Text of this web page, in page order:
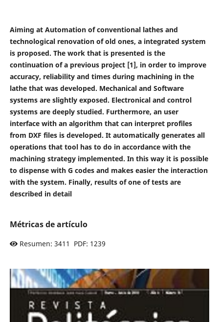
Aiming at Automation of conventional lathes and
technological renovation of old ones, a integrated system
is proposed. The work that is presented is the
continuation of a previous project [1], in order to improve
accuracy, reliability and times during machining in the
lathe that was developed. Mechanical and Software
systems are slightly exposed. Electronical and control
systems are deeply studied. Furthermore, an user
interface with an algorithm that can interpret profiles
from DXF files is developed. It automatically generates all
operations that tool has to do in accordance with the
machining strategy implemented. In this way it is possible
to dispense with G codes and makes easier the interaction
with the system. Finally, results of one of tests are
described in detail
Métricas de artículo
Resumen: 3411 PDF: 1239